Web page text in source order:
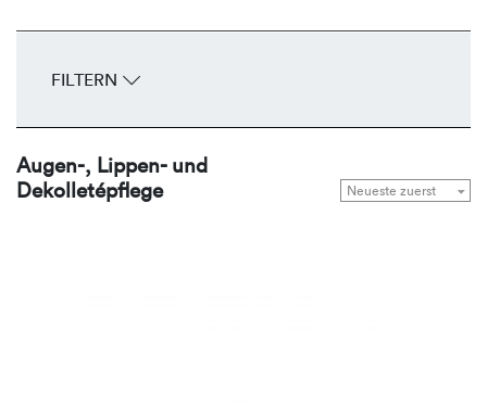
entwickeln frühzeitig Fältchen und Falten. Die
durchfeuchten, glätten und straffen die zarten
FILTERN
Augen-, Lippen- und
Dekolletépflege